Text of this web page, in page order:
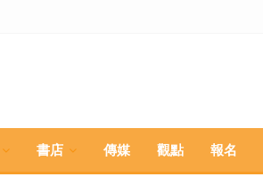
書店 傳媒 觀點 報名